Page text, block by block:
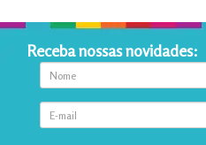
Receba nossas novidades: